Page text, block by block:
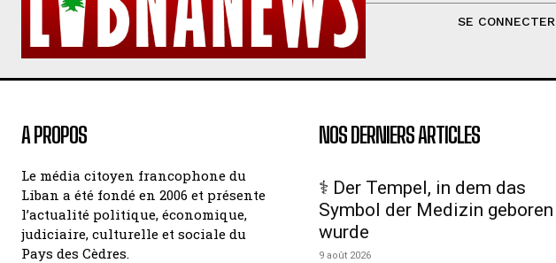
SE CONNECTER
A PROPOS
Le média citoyen francophone du
Liban a été fondé en 2006 et présente
l’actualité politique, économique,
judiciaire, culturelle et sociale du
Pays des Cèdres.
NOS DERNIERS ARTICLES
⚕️ Der Tempel, in dem das
Symbol der Medizin geboren
wurde
9 août 2026